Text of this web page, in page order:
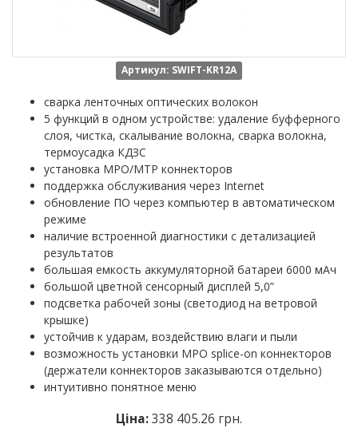
Артикул: SWIFT-KR12A
сварка ленточных оптических волокон
5 функций в одном устройстве: удаление буфферного
слоя, чистка, скалывание волокна, сварка волокна,
термоусадка КДЗС
установка MPO/MTP коннекторов
поддержка обслуживания через Internet
обновление ПО через компьютер в автоматическом
режиме
наличие встроенной диагностики с детализацией
результатов
большая емкость аккумуляторной батареи 6000 мАч
большой цветной сенсорный дисплей 5,0”
подсветка рабочей зоны (светодиод на ветровой
крышке)
устойчив к ударам, воздействию влаги и пыли
возможность установки MPO splice-on коннекторов
(держатели коннекторов заказываются отдельно)
интуитивно понятное меню
Ціна:338 405.26 грн.